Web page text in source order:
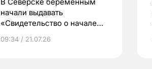
начали выдавать
«Свидетельство о начале
09:34 / 21.07.26